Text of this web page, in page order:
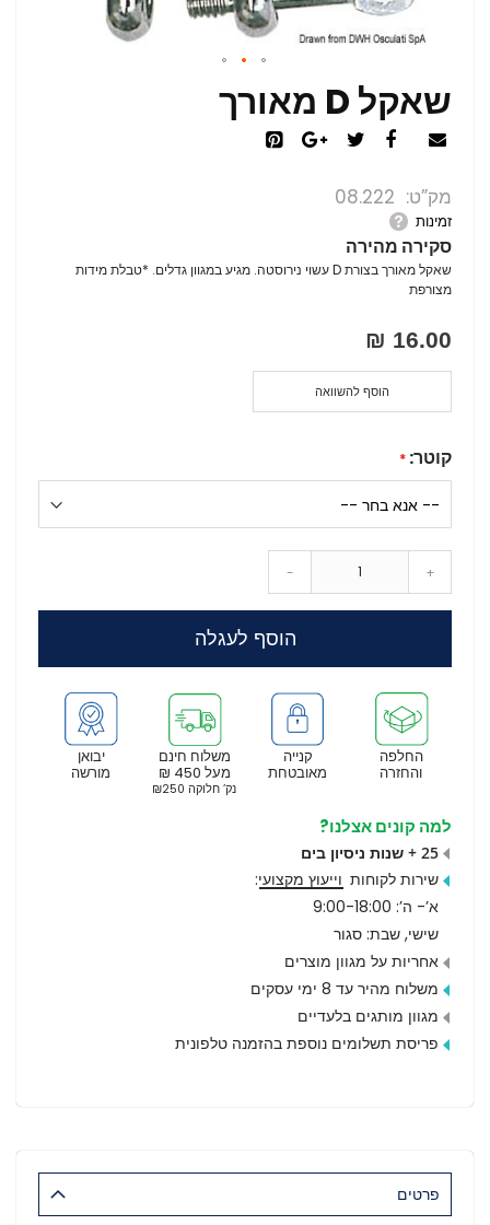
שאקל D מאורך
מק”ט 08.222
זמינות
סקירה מהירה
שאקל מאורך בצורת D עשוי נירוסטה. מגיע במגוון גדלים. *טבלת מידות
מצורפת
16.00 ₪
קוטר:
- +
הוסף לעגלה
הוסף להשוואה
יבואן
מורשה
משלוח חינם
מעל 450 ₪
נק’ חלוקה ₪250
קנייה
מאובטחת
החלפה
והחזרה
למה קונים אצלנו?
25 + שנות ניסיון בים
שירות לקוחות וייעוץ מקצועי:
א’- ה’: 9:00-18:00
שישי, שבת: סגור
אחריות על מגוון מוצרים
משלוח מהיר עד 8 ימי עסקים
מגוון מותגים בלעדיים
פריסת תשלומים נוספת בהזמנה טלפונית
פרטים